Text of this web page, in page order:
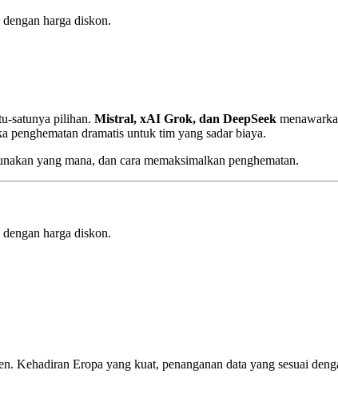
harga diskon.
satunya pilihan. Mistral, xAI Grok, dan DeepSeek
penghematan dramatis untuk tim yang sadar biaya.
yang mana, dan cara memaksimalkan penghematan.
harga diskon.
Kehadiran Eropa yang kuat, penanganan data yang sesuai